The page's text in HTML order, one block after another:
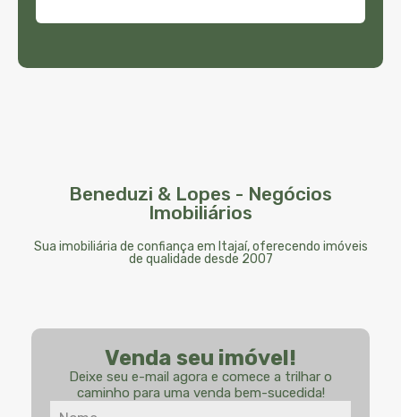
Beneduzi & Lopes - Negócios
Imobiliários
Sua imobiliária de confiança em Itajaí, oferecendo imóveis
de qualidade desde 2007
Venda seu imóvel!
Deixe seu e-mail agora e comece a trilhar o
caminho para uma venda bem-sucedida!